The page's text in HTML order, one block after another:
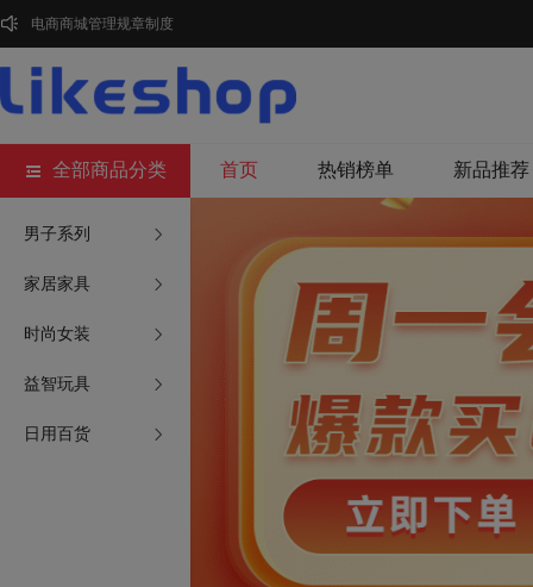
电商商城管理规章制度
全部商品分类
男子系列
家居家具
时尚女装
益智玩具
日用百货
首页 热销榜单 新品推荐